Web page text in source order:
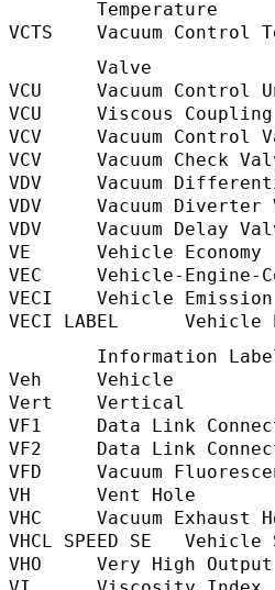
Temperature
VCTS    Vacuum Control
Valve
VCU     Vacuum
VCU     Viscous
VCV     Vacuum
VCV     Vacuum
VDV     Vacuum
VDV     Vacuum
VDV     Vacuum Delay
VE      Vehicle
VEC     Vehicle-Engine-
VECI    Vehicle Emission
VECI LABEL      Vehicle
Information
Veh     Vehicle
Vert    Vertical
VF1     Data Link
VF2     Data Link
VFD     Vacuum
VH      Vent Hole
VHC     Vacuum Exhaust
VHCL SPEED SE
VHO     Very High